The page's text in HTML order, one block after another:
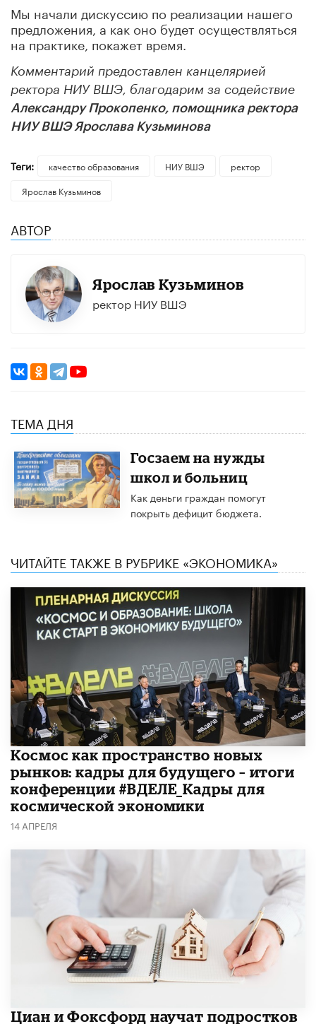
Мы начали дискуссию по реализации нашего
предложения, а как оно будет осуществляться
на практике, покажет время.
Комментарий предоставлен канцелярией
ректора НИУ ВШЭ, благодарим за содействие
Александру Прокопенко, помощника ректора
НИУ ВШЭ Ярослава Кузьминова
Теги: качество образования НИУ ВШЭ
ректор
Ярослав Кузьминов
АВТОР
Ярослав Кузьминов
ректор НИУ ВШЭ
ТЕМА ДНЯ
Госзаем на нужды
школ и больниц
Как деньги граждан помогут
покрыть дефицит бюджета.
ЧИТАЙТЕ ТАКЖЕ В РУБРИКЕ «ЭКОНОМИКА»
Космос как пространство новых
рынков: кадры для будущего – итоги
конференции #ВДЕЛЕ_Кадры для
космической экономики
14 АПРЕЛЯ
Циан и Фоксфорд научат подростков